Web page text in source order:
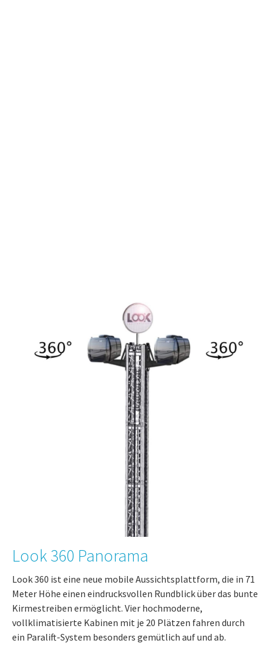
Look 360 Panorama
Look 360 ist eine neue mobile Aussichtsplattform, die in 71
Meter Höhe einen eindrucksvollen Rundblick über das bunte
Kirmestreiben ermöglicht. Vier hochmoderne,
vollklimatisierte Kabinen mit je 20 Plätzen fahren durch
ein Paralift-System besonders gemütlich auf und ab.